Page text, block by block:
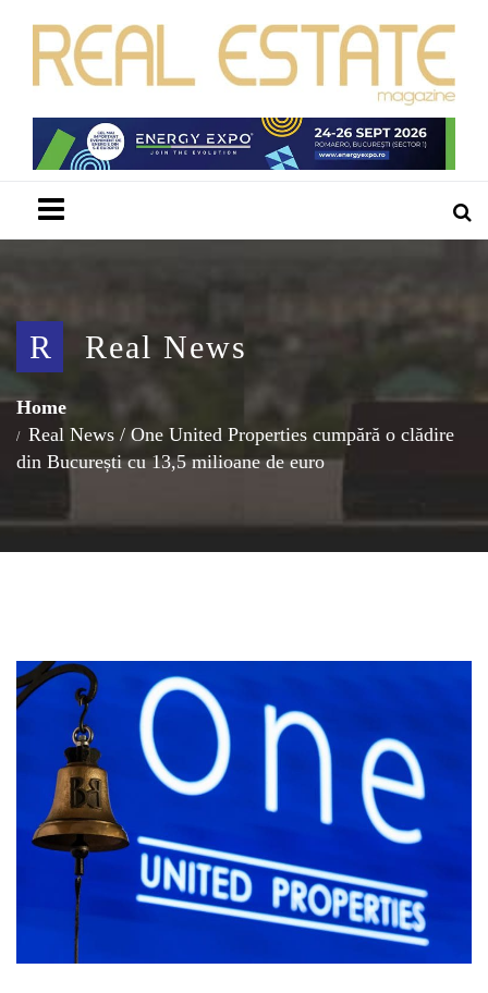
R Real News
Home
Real News / One United Properties cumpără o clădire
din București cu 13,5 milioane de euro